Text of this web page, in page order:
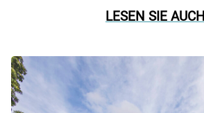
LESEN SIE AUCH